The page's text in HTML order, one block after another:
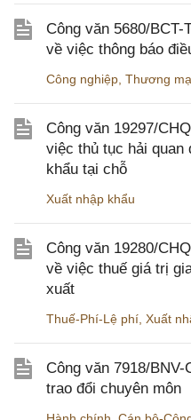
Công văn 5680/
về việc thông báo
Công nghiệp Thương
Công văn 19297/
việc thủ tục hải quan
khẩu tại chỗ
Xuất nhập khẩu
Công văn 19280/
về việc thuế giá trị
xuất
Thuế-Phí-Lệ phí Xuất
Công văn 7918/
trao đổi chuyên môn